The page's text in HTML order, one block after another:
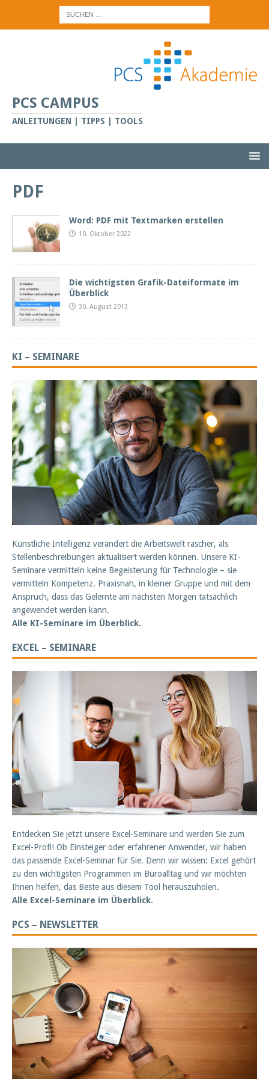
PCS CAMPUS
ANLEITUNGEN | TIPPS | TOOLS
PDF
Word: PDF mit Textmarken erstellen
10. Oktober 2022
Die wichtigsten Grafik-Dateiformate im
Überblick
30. August 2013
KI – SEMINARE
Künstliche Intelligenz verändert die Arbeitswelt rascher, als
Stellenbeschreibungen aktualisiert werden können. Unsere KI-
Seminare vermitteln keine Begeisterung für Technologie – sie
vermitteln Kompetenz. Praxisnah, in kleiner Gruppe und mit dem
Anspruch, dass das Gelernte am nächsten Morgen tatsächlich
angewendet werden kann.
Alle KI-Seminare im Überblick.
EXCEL – SEMINARE
Entdecken Sie jetzt unsere Excel-Seminare und werden Sie zum
Excel-Profi! Ob Einsteiger oder erfahrener Anwender, wir haben
das passende Excel-Seminar für Sie. Denn wir wissen: Excel gehört
zu den wichtigsten Programmen im Büroalltag und wir möchten
Ihnen helfen, das Beste aus diesem Tool herauszuholen.
Alle Excel-Seminare im Überblick.
PCS – NEWSLETTER